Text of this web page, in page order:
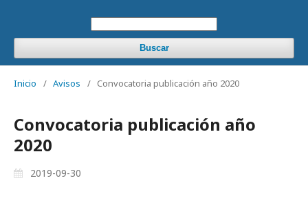
Buscar
Inicio / Avisos / Convocatoria publicación año 2020
Convocatoria publicación año
2020
2019-09-30